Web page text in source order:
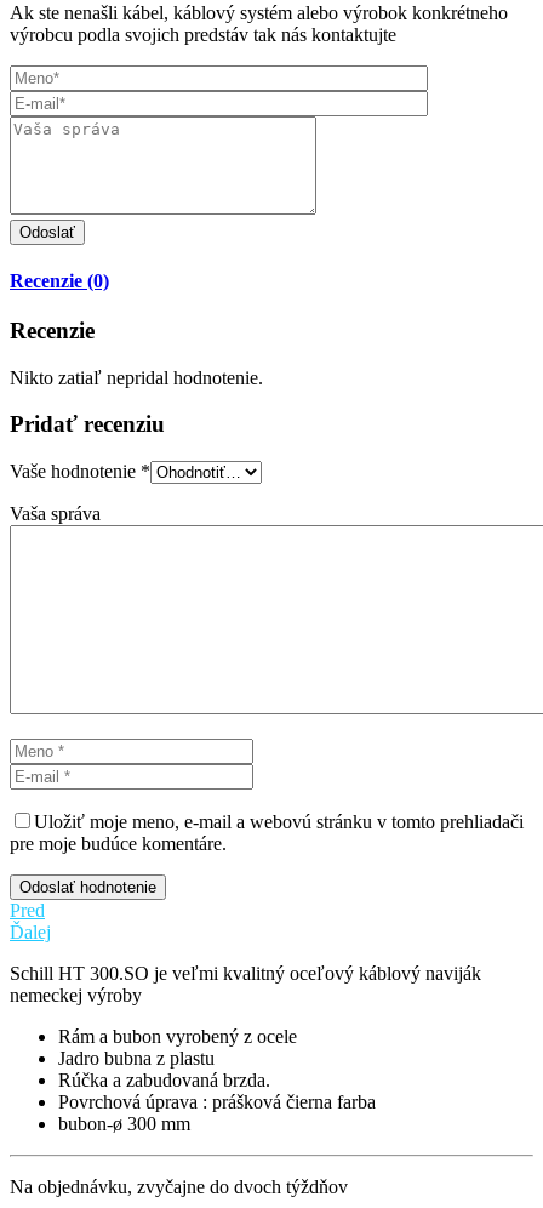
Ak ste nenašli kábel, káblový systém alebo výrobok konkrétneho
výrobcu podla svojich predstáv tak nás kontaktujte
Recenzie (0)
Recenzie
Nikto zatiaľ nepridal hodnotenie.
Pridať recenziu
Vaše hodnotenie *
Vaša správa
Uložiť moje meno, e-mail a webovú stránku v tomto prehliadači
pre moje budúce komentáre.
Odoslať hodnotenie
Pred
Ďalej
Schill HT 300.SO je veľmi kvalitný oceľový káblový naviják
nemeckej výroby
Rám a bubon vyrobený z ocele
Jadro bubna z plastu
Rúčka a zabudovaná brzda.
Povrchová úprava : prášková čierna farba
bubon-ø 300 mm
Na objednávku, zvyčajne do dvoch týždňov